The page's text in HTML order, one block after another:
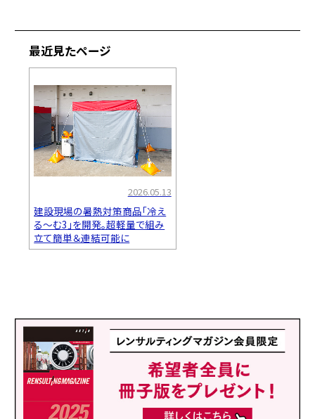
最近見たページ
2026.05.13
建設現場の暑熱対策商品「冷え
る～む3」を開発。超軽量で組み
立て簡単＆連結可能に